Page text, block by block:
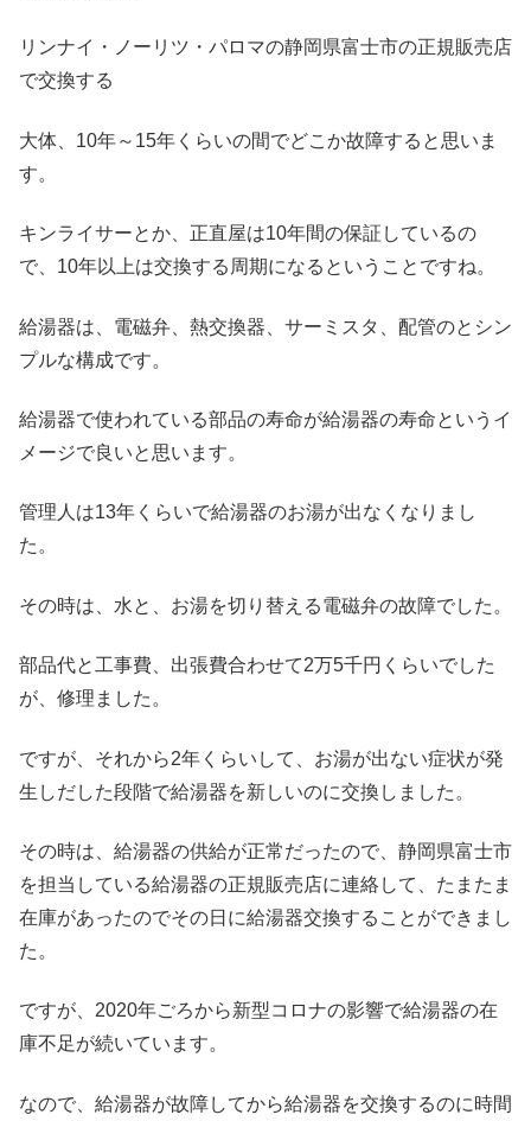
リンナイ・ノーリツ・パロマの静岡県富士市の正規販売店
で交換する
大体、10年～15年くらいの間でどこか故障すると思いま
す。
キンライサーとか、正直屋は10年間の保証しているの
で、10年以上は交換する周期になるということですね。
給湯器は、電磁弁、熱交換器、サーミスタ、配管のとシン
プルな構成です。
給湯器で使われている部品の寿命が給湯器の寿命というイ
メージで良いと思います。
管理人は13年くらいで給湯器のお湯が出なくなりまし
た。
その時は、水と、お湯を切り替える電磁弁の故障でした。
部品代と工事費、出張費合わせて2万5千円くらいでした
が、修理ました。
ですが、それから2年くらいして、お湯が出ない症状が発
生しだした段階で給湯器を新しいのに交換しました。
その時は、給湯器の供給が正常だったので、静岡県富士市
を担当している給湯器の正規販売店に連絡して、たまたま
在庫があったのでその日に給湯器交換することができまし
た。
ですが、2020年ごろから新型コロナの影響で給湯器の在
庫不足が続いています。
なので、給湯器が故障してから給湯器を交換するのに時間